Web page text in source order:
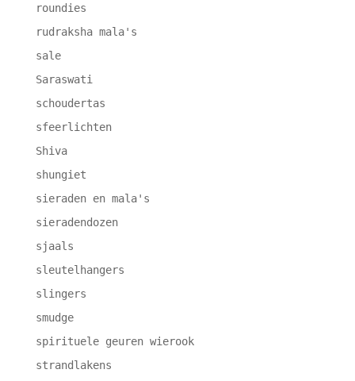
roundies
rudraksha mala's
sale
Saraswati
schoudertas
sfeerlichten
Shiva
shungiet
sieraden en mala's
sieradendozen
sjaals
sleutelhangers
slingers
smudge
spirituele geuren wierook
strandlakens